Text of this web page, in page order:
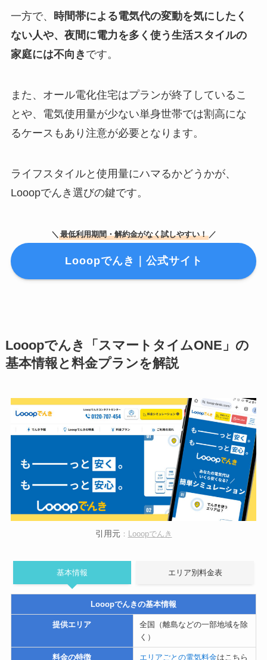
一方で、 時間帯による電気代の変動を気にしたく
ない人や、夜間に電力を多く使う生活スタイルの
家庭には不向き です。
また、オール電化住宅はプランが終了しているこ
とや、電気使用量が少ない単身世帯では割高にな
るケースもあり注意が必要となります。
ライフスタイルと使用量にハマるかどうかが、
Looopでんき選びの鍵です。
＼ 最低利用期間・解約金がなく試しやすい！／
Looopでんき｜公式サイト
Looopでんき「スマートタイムONE」の
基本情報と料金プランを解説
引用元： Looopでんき
基本情報 エリア別料金表
Looopでんきの基本情報
提供エリア
全国（離島などの一部地域を除
く）
料金の特徴 エリアごとの電気料金はこちら